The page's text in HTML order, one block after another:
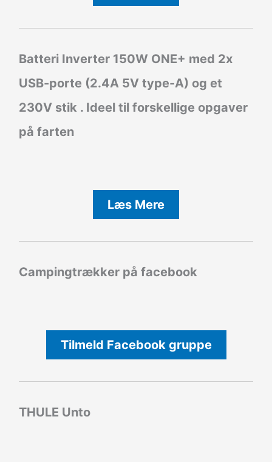
Batteri Inverter150W ONE+ med 2x
USB-porte (2.4A 5V type-A) og et
230V stik . Ideel til forskellige opgaver
på farten
Læs Mere
Campingtrækker på facebook
Tilmeld Facebook gruppe
THULE Unto